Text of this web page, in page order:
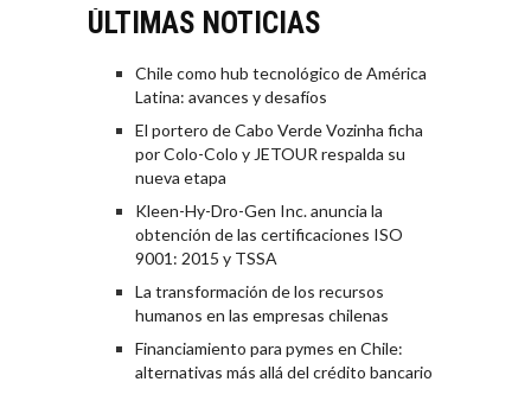
ÚLTIMAS NOTICIAS
Chile como hub tecnológico de América
Latina: avances y desafíos
El portero de Cabo Verde Vozinha ficha
por Colo-Colo y JETOUR respalda su
nueva etapa
Kleen-Hy-Dro-Gen Inc. anuncia la
obtención de las certificaciones ISO
9001: 2015 y TSSA
La transformación de los recursos
humanos en las empresas chilenas
Financiamiento para pymes en Chile:
alternativas más allá del crédito bancario